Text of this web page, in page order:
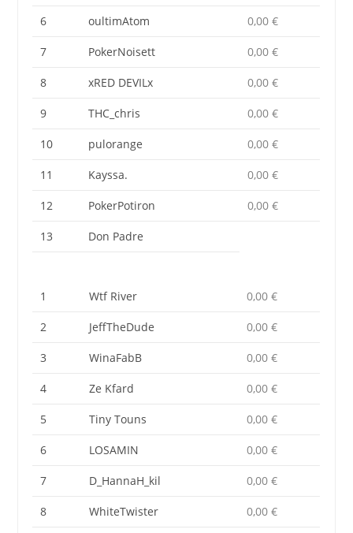
6 oultimAtom 0,00 €
7 PokerNoisett 0,00 €
8 xRED DEVILx 0,00 €
9 THC_chris 0,00 €
10 pulorange 0,00 €
11 Kayssa. 0,00 €
12 PokerPotiron 0,00 €
13 Don Padre
1 Wtf River 0,00 €
2 JeffTheDude 0,00 €
3 WinaFabB 0,00 €
4 Ze Kfard 0,00 €
5 Tiny Touns 0,00 €
6 LOSAMIN 0,00 €
7 D_HannaH_kil 0,00 €
8 WhiteTwister 0,00 €